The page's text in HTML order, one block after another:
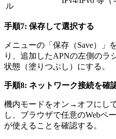
ル
手順7: 保存して選択する
メニューの「保存（Save）」
り、追加したAPNの左側のラ
状態（塗りつぶし）にする。
手順8: ネットワーク接続を確
機内モードをオン→オフにし
し、ブラウザで任意のWebペ
が使えることを確認する。